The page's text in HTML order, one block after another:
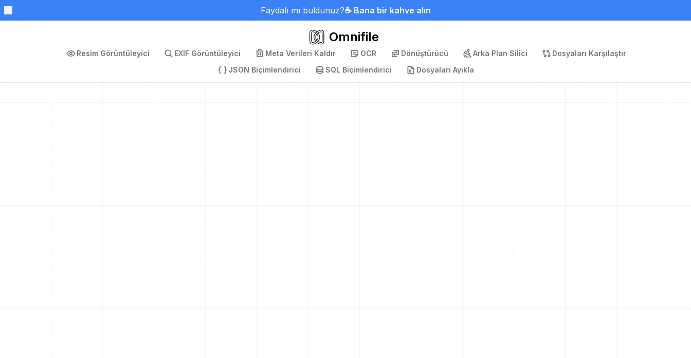
Faydalı mı buldunuz?☕ Bana bir kahve alın
Omnifile
Resim Görüntüleyici EXIF Görüntüleyici Meta Verileri Kaldır OCR Dönüştürücü Arka Plan Silici
Dosyaları Karşılaştır
JSON Biçimlendirici
SQL Biçimlendirici Dosyaları Ayıkla